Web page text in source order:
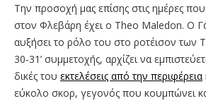
Την προσοχή μας επίσης στις ημέρες
στον Φλεβάρη έχει ο Theo Maledon. Ο
αυξήσει το ρόλο του στο ροτέισον των
30-31’ συμμετοχής, αρχίζει να
δικές του εκτελέσεις από την περιφέρεια
εύκολο σκορ, γεγονός που κουμπώνει